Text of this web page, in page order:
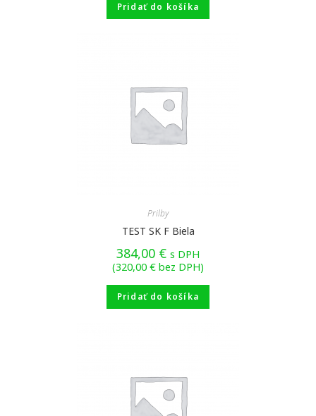
Pridať do košíka
Prilby
TEST SK F Biela
384,00 € s DPH
(320,00 € bez DPH)
Pridať do košíka